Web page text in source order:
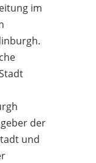
im
der
und